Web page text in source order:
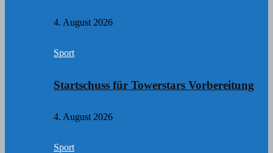
4. August 2026
Sport
Startschuss für Towerstars Vorbereitung
4. August 2026
Sport